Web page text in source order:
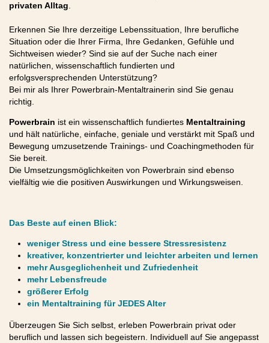
privaten Alltag.
Erkennen Sie Ihre derzeitige Lebenssituation, Ihre berufliche
Situation oder die Ihrer Firma, Ihre Gedanken, Gefühle und
Sichtweisen wieder? Sind sie auf der Suche nach einer
natürlichen, wissenschaftlich fundierten und
erfolgsversprechenden Unterstützung?
Bei mir als Ihrer Powerbrain-Mentaltrainerin sind Sie genau
richtig.
Powerbrain ist ein wissenschaftlich fundiertes Mentaltraining
und hält natürliche, einfache, geniale und verstärkt mit Spaß und
Bewegung umzusetzende Trainings- und Coachingmethoden für
Sie bereit.
Die Umsetzungsmöglichkeiten von Powerbrain sind ebenso
vielfältig wie die positiven Auswirkungen und Wirkungsweisen.
Das Beste auf einen Blick:
weniger Stress und eine bessere Stressresistenz
kreativer, konzentrierter und leichter arbeiten und lernen
mehr Ausgeglichenheit und Zufriedenheit
mehr Lebensfreude
größerer Erfolg
ein Mentaltraining für JEDES Alter
Überzeugen Sie Sich selbst, erleben Powerbrain privat oder
beruflich und lassen sich begeistern. Individuell auf Sie angepasst